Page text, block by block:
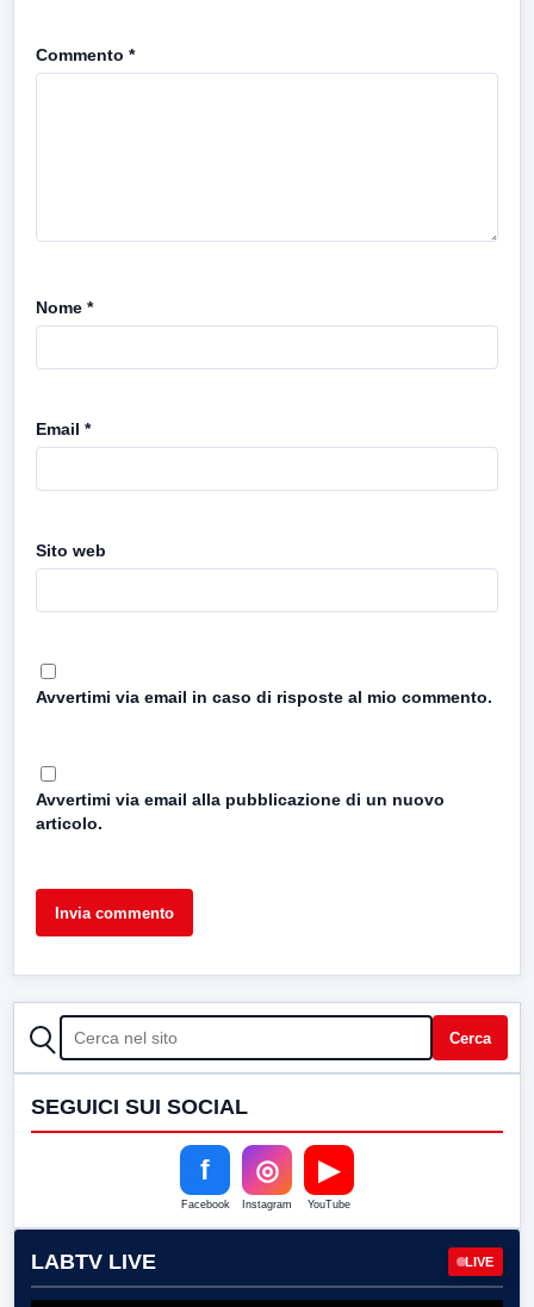
Commento *
Nome *
Email *
Sito web
Avvertimi via email in caso di risposte al mio commento.
Avvertimi via email alla pubblicazione di un nuovo
articolo.
CERCA Cerca
SEGUICI SUI SOCIAL
f
Facebook
◎
Instagram
▶
YouTube
LABTV LIVE LIVE